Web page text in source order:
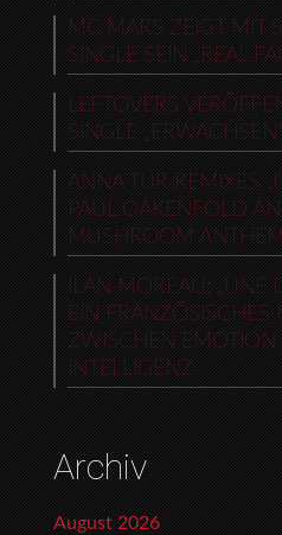
MC MARS ZEIGT MIT
SINGLE SEIN „REAL
LEFTOVERS
SINGLE
ANNA TUR REMIXES
PAUL OAKENFOLD
MUSHROOM
ILAN MOREAU: „UNE
EIN FRANZÖSISCHES
ZWISCHEN
INTELLIGENZ
Archiv
August 2026